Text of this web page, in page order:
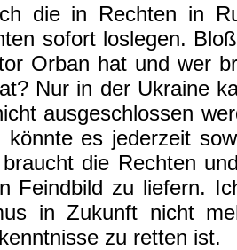
die in Rechten in
sofort loslegen.
Orban hat und wer
Nur in der Ukraine
ausgeschlossen
könnte es jederzeit
die Rechten
Feindbild zu liefern.
in Zukunft nicht
zu retten ist.